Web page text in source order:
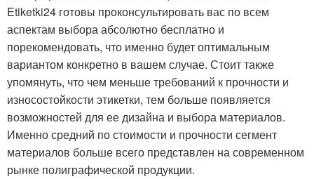
Etiketki24 готовы проконсультировать вас по всем
аспектам выбора абсолютно бесплатно и
порекомендовать, что именно будет оптимальным
вариантом конкретно в вашем случае. Стоит также
упомянуть, что чем меньше требований к прочности и
износостойкости этикетки, тем больше появляется
возможностей для ее дизайна и выбора материалов.
Именно средний по стоимости и прочности сегмент
материалов больше всего представлен на современном
рынке полиграфической продукции.